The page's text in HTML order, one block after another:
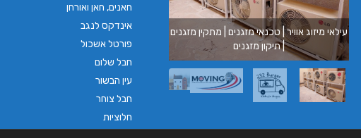
חאנים, חאן ואורחן
אינדקס לנגב
פורטל אשכול
חבל שלום
עין הבשור
חבל צוחר
חלוציות
עילאי מיזוג אוויר | טכנאי מזגנים | מתקין מזגנים
| תיקון מזגנים